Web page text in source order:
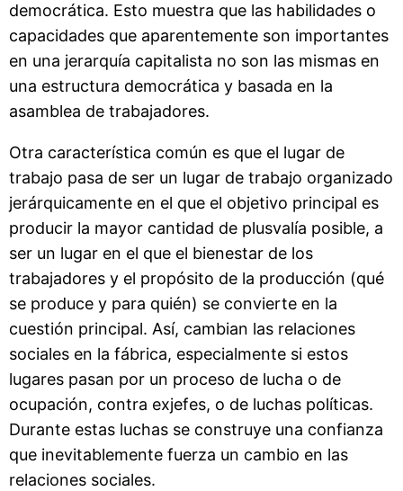
democrática. Esto muestra que las habilidades o
capacidades que aparentemente son importantes
en una jerarquía capitalista no son las mismas en
una estructura democrática y basada en la
asamblea de trabajadores.
Otra característica común es que el lugar de
trabajo pasa de ser un lugar de trabajo organizado
jerárquicamente en el que el objetivo principal es
producir la mayor cantidad de plusvalía posible, a
ser un lugar en el que el bienestar de los
trabajadores y el propósito de la producción (qué
se produce y para quién) se convierte en la
cuestión principal. Así, cambian las relaciones
sociales en la fábrica, especialmente si estos
lugares pasan por un proceso de lucha o de
ocupación, contra exjefes, o de luchas políticas.
Durante estas luchas se construye una confianza
que inevitablemente fuerza un cambio en las
relaciones sociales.